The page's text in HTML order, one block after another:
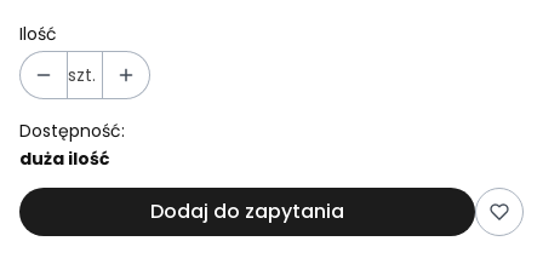
Ilość
szt.
Dostępność:
duża ilość
Dodaj do zapytania